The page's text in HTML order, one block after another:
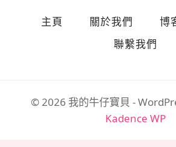
主頁 關於我們 博
聯繫我們
© 2026 我的牛仔寶貝 -
Kadence WP